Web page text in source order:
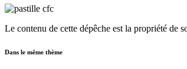
Le contenu de cette dépêche est la propriété de
Dans le même thème